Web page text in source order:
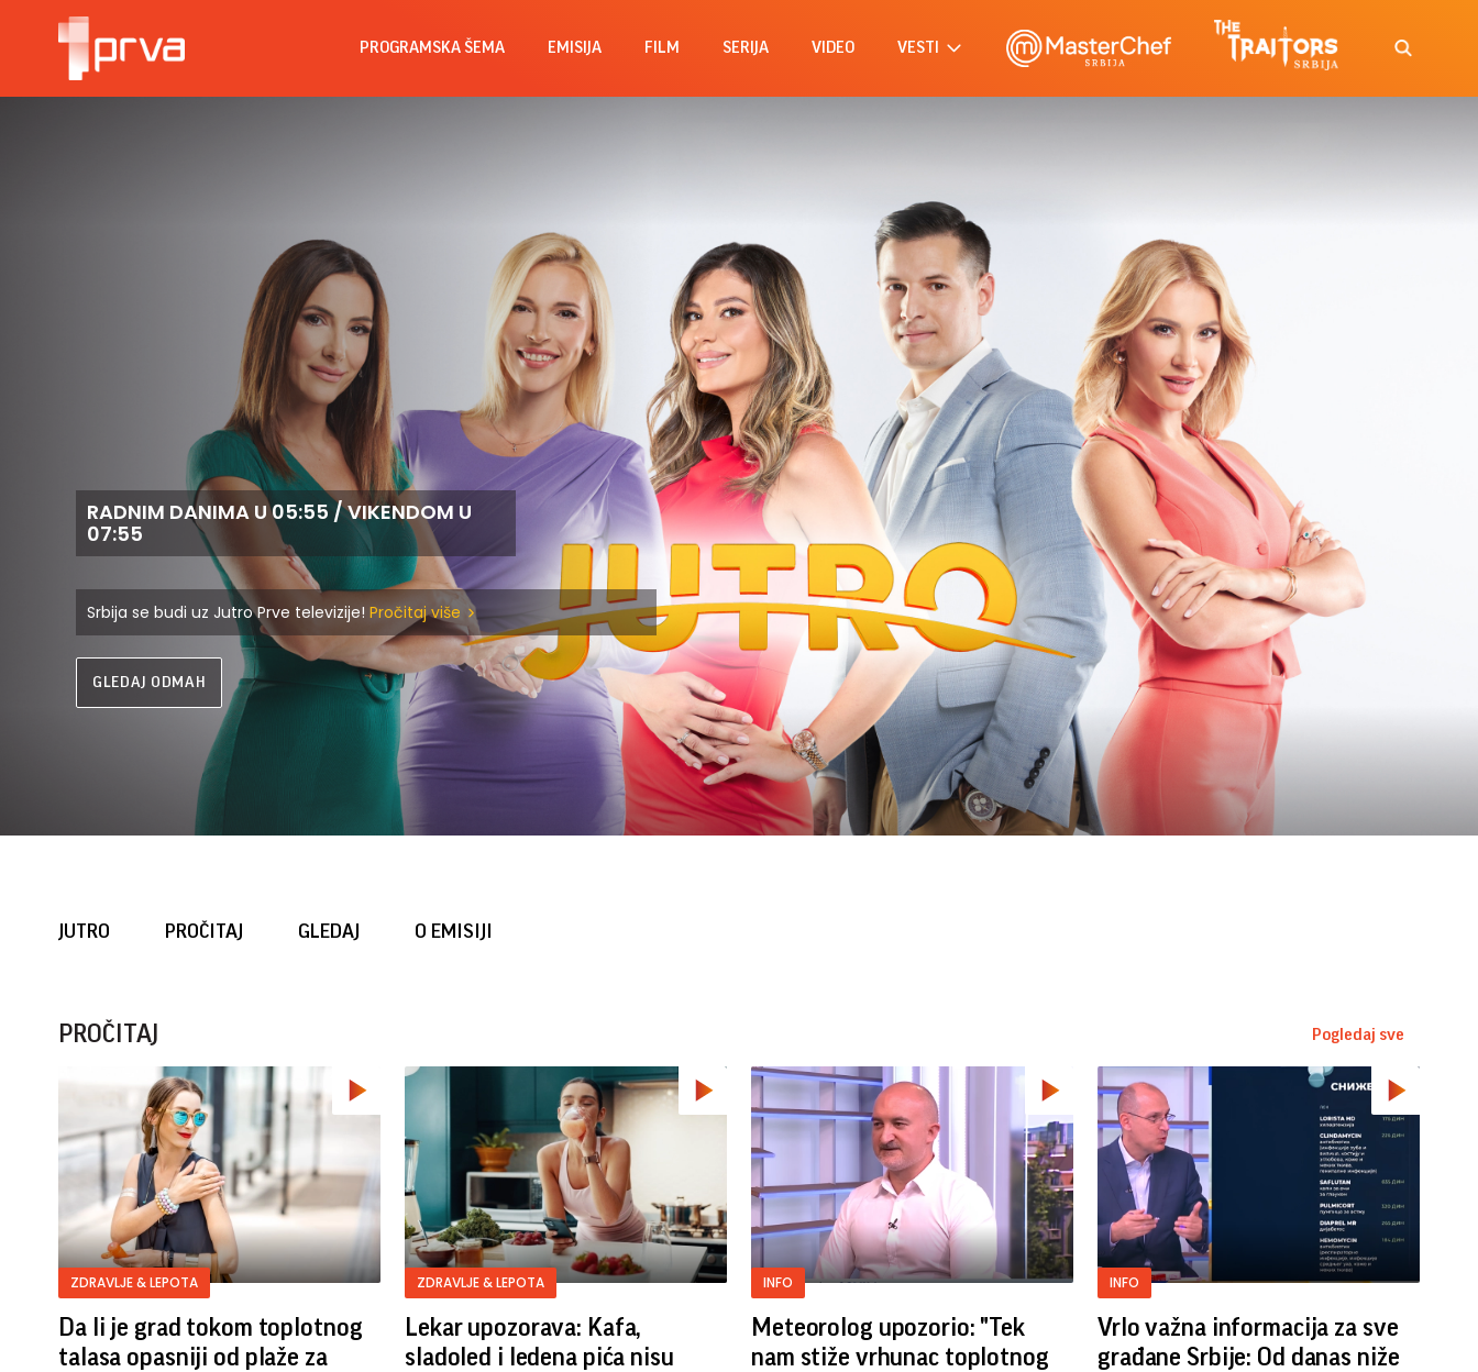
PROGRAMSKA ŠEMA EMISIJA FILM SERIJA VIDEO VESTI
RADNIM DANIMA U 05:55 / VIKENDOM U
07:55
Srbija se budi uz Jutro Prve televizije! Pročitaj više
GLEDAJ ODMAH
JUTRO PROČITAJ GLEDAJ O EMISIJI
PROČITAJ Pogledaj sve
ZDRAVLJE & LEPOTA
Da li je grad tokom toplotnog
talasa opasniji od plaže za
ZDRAVLJE & LEPOTA
Lekar upozorava: Kafa,
sladoled i ledena pića nisu
INFO
Meteorolog upozorio: "Tek
nam stiže vrhunac toplotnog
INFO
Vrlo važna informacija za sve
građane Srbije: Od danas niže